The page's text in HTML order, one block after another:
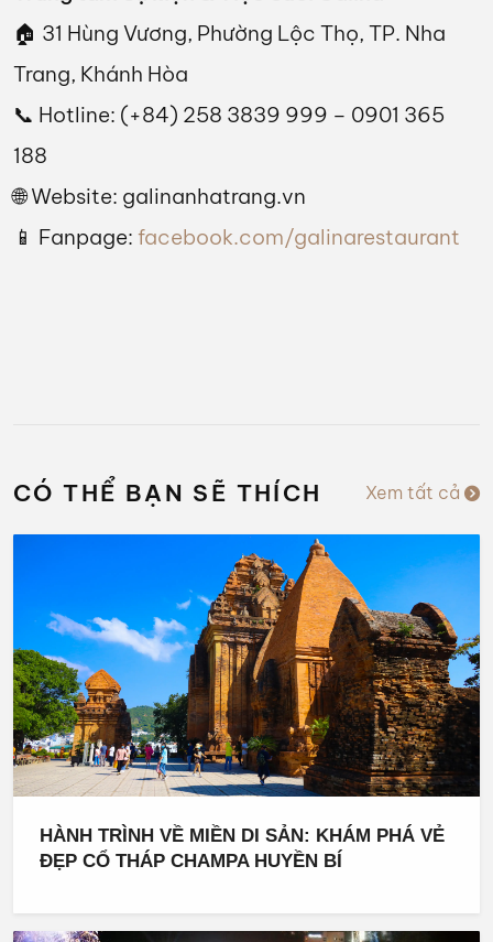
🏠 31 Hùng Vương, Phường Lộc Thọ, TP. Nha
Trang, Khánh Hòa
📞 Hotline: (+84) 258 3839 999 – 0901 365
188
🌐 Website: galinanhatrang.vn
📱 Fanpage: facebook.com/galinarestaurant
CÓ THỂ BẠN SẼ THÍCH Xem tất cả
HÀNH TRÌNH VỀ MIỀN DI SẢN: KHÁM PHÁ VẺ
ĐẸP CỔ THÁP CHAMPA HUYỀN BÍ